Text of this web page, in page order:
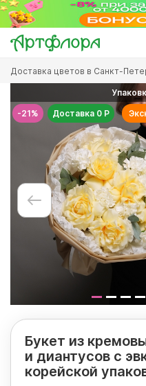
Перейти
основному
содержанию
Вы
здесь
Доставка цветов в Санкт-
-21%
Доставка 0 Р
Букет из
и диантусов с
корейской